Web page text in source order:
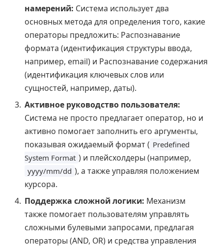
намерений: Система использует два
основных метода для определения того, какие
операторы предложить: Распознавание
формата (идентификация структуры ввода,
например, email) и Распознавание содержания
(идентификация ключевых слов или
сущностей, например, даты).
Активное руководство пользователя:
Система не просто предлагает оператор, но и
активно помогает заполнить его аргументы,
показывая ожидаемый формат ( Predefined
System Format ) и плейсхолдеры (например,
yyyy/mm/dd ), а также управляя положением
курсора.
Поддержка сложной логики: Механизм
также помогает пользователям управлять
сложными булевыми запросами, предлагая
операторы (AND, OR) и средства управления